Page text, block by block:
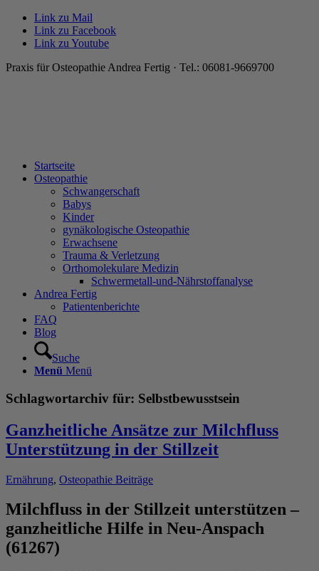
Link zu Mail
Link zu Facebook
Link zu Youtube
Praxis für Osteopathie Andrea Fertig · Tel.: 06081-9669700
Startseite
Osteopathie
Schwangerschaft
Babys
Kinder
gynäkologische Osteopathie
Erwachsene
Trauma & Verletzung
Orthomolekulare Medizin
Schwermetall-und-Nährstoffanalyse
Andrea Fertig
Patientenberichte
FAQ
Blog
Suche
Menü Menü
Schlagwortarchiv für: Selbstbewusstsein
Ganzheitliche Ansätze zur Milchfluss
Unterstützung in der Stillzeit
Ernährung, Osteopathie Beiträge
Milchfluss in der Stillzeit unterstützen –
ganzheitliche Hilfe in Neu-Anspach
(61267)